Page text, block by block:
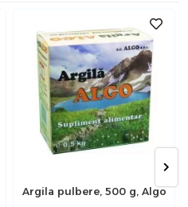
Argila pulbere, 500 g, Algo